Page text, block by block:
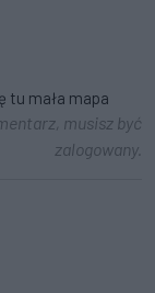
tu mała mapa
musisz być
zalogowany.